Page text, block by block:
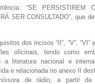
“SE PERSISTIREM
SER CONSULTADO”, que
dos incisos “II”, “V”, “VI”
oficinais, tendo como
a literatura nacional e
e relacionada no anexo II
de rádio, a partir da